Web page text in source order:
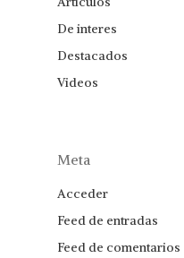
De interes
Destacados
Videos
Meta
Acceder
Feed de entradas
Feed de comentarios